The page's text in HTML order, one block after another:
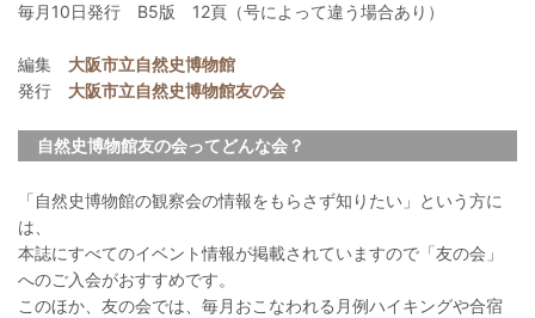
毎月10日発行 B5版 12頁（号によって違う場合あり）
編集 大阪市立自然史博物館
発行 大阪市立自然史博物館友の会
自然史博物館友の会ってどんな会？
「自然史博物館の観察会の情報をもらさず知りたい」という方に
は、
本誌にすべてのイベント情報が掲載されていますので「友の会」
へのご入会がおすすめです。
このほか、友の会では、毎月おこなわれる月例ハイキングや合宿